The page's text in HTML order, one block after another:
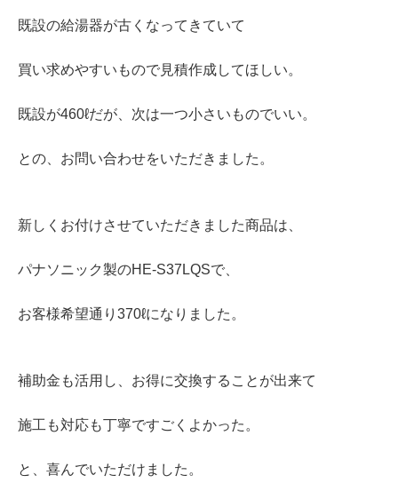
既設の給湯器が古くなってきていて
買い求めやすいもので見積作成してほしい。
既設が460ℓだが、次は一つ小さいものでいい。
との、お問い合わせをいただきました。
新しくお付けさせていただきました商品は、
パナソニック製のHE-S37LQSで、
お客様希望通り370ℓになりました。
補助金も活用し、お得に交換することが出来て
施工も対応も丁寧ですごくよかった。
と、喜んでいただけました。